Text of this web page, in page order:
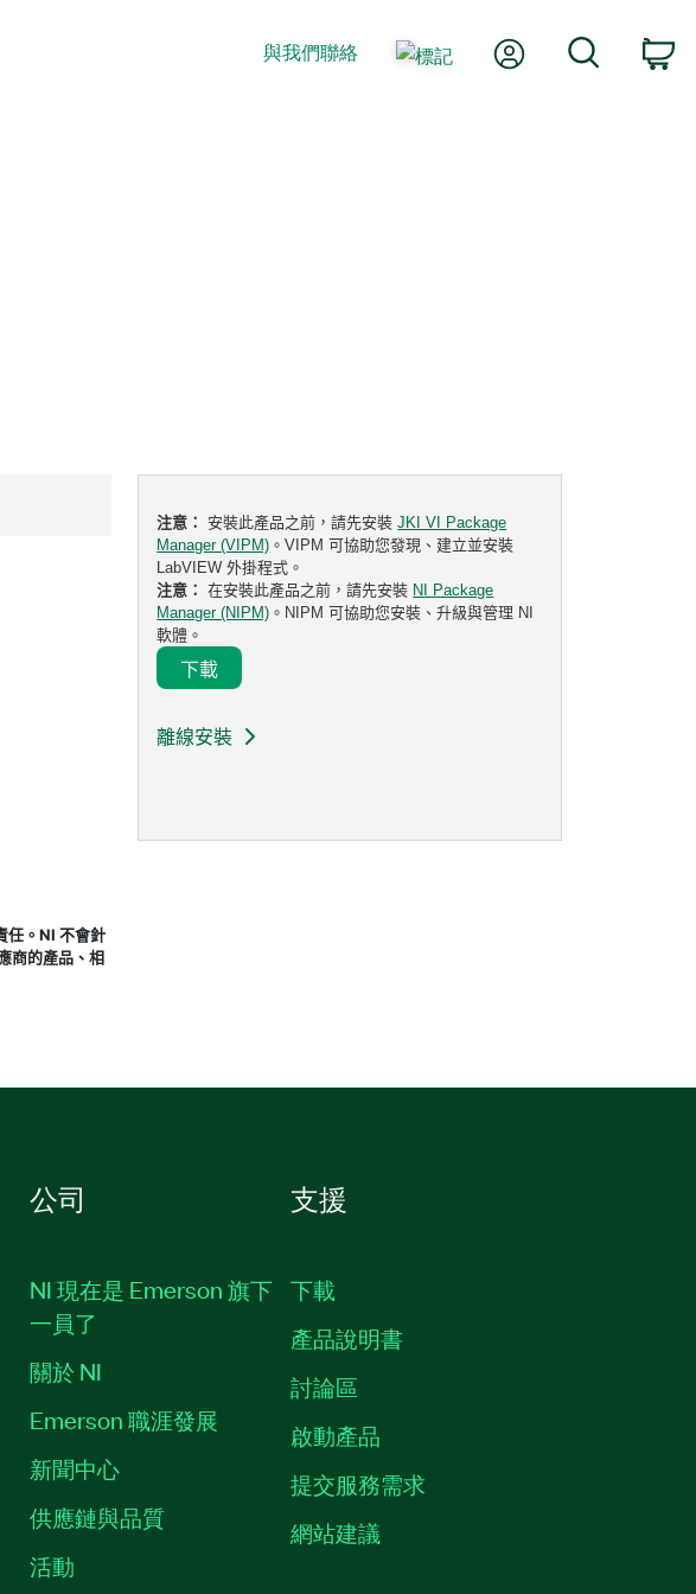
與我們聯絡 我的帳號
任。NI 不會針
商的產品、相
注意： 安裝此產品之前，請先安裝JKI VI Package
Manager (VIPM) 。VIPM 可協助您發現、建立並安裝
LabVIEW 外掛程式。
注意：在安裝此產品之前，請先安裝 NI Package
Manager (NIPM) 。NIPM 可協助您安裝、升級與管理 NI
軟體。
下載
離線安裝
公司
NI 現在是 Emerson 旗下
一員了
關於 NI
Emerson 職涯發展
新聞中心
供應鏈與品質
活動
支援
下載
產品說明書
討論區
啟動產品
提交服務需求
網站建議